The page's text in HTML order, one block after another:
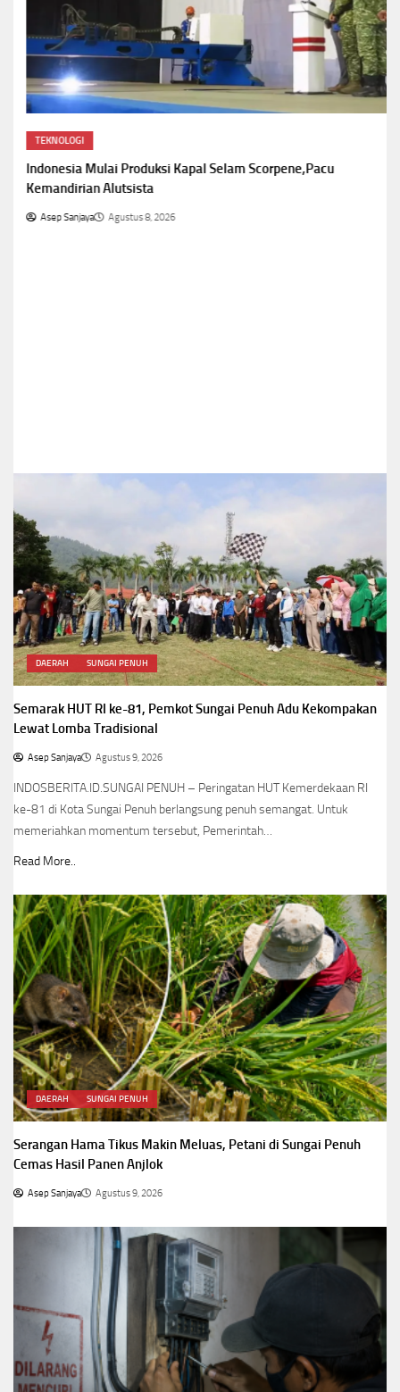
TEKNOLOGI
Indonesia Mulai Produksi Kapal Selam Scorpene,Pacu
Kemandirian Alutsista
Asep Sanjaya Agustus 8, 2026
DAERAH SUNGAI PENUH
Semarak HUT RI ke-81, Pemkot Sungai Penuh Adu Kekompakan
Lewat Lomba Tradisional
Asep Sanjaya Agustus 9, 2026
INDOSBERITA.ID.SUNGAI PENUH – Peringatan HUT Kemerdekaan RI
ke-81 di Kota Sungai Penuh berlangsung penuh semangat. Untuk
memeriahkan momentum tersebut, Pemerintah…
Read More..
DAERAH SUNGAI PENUH
Serangan Hama Tikus Makin Meluas, Petani di Sungai Penuh
Cemas Hasil Panen Anjlok
Asep Sanjaya Agustus 9, 2026